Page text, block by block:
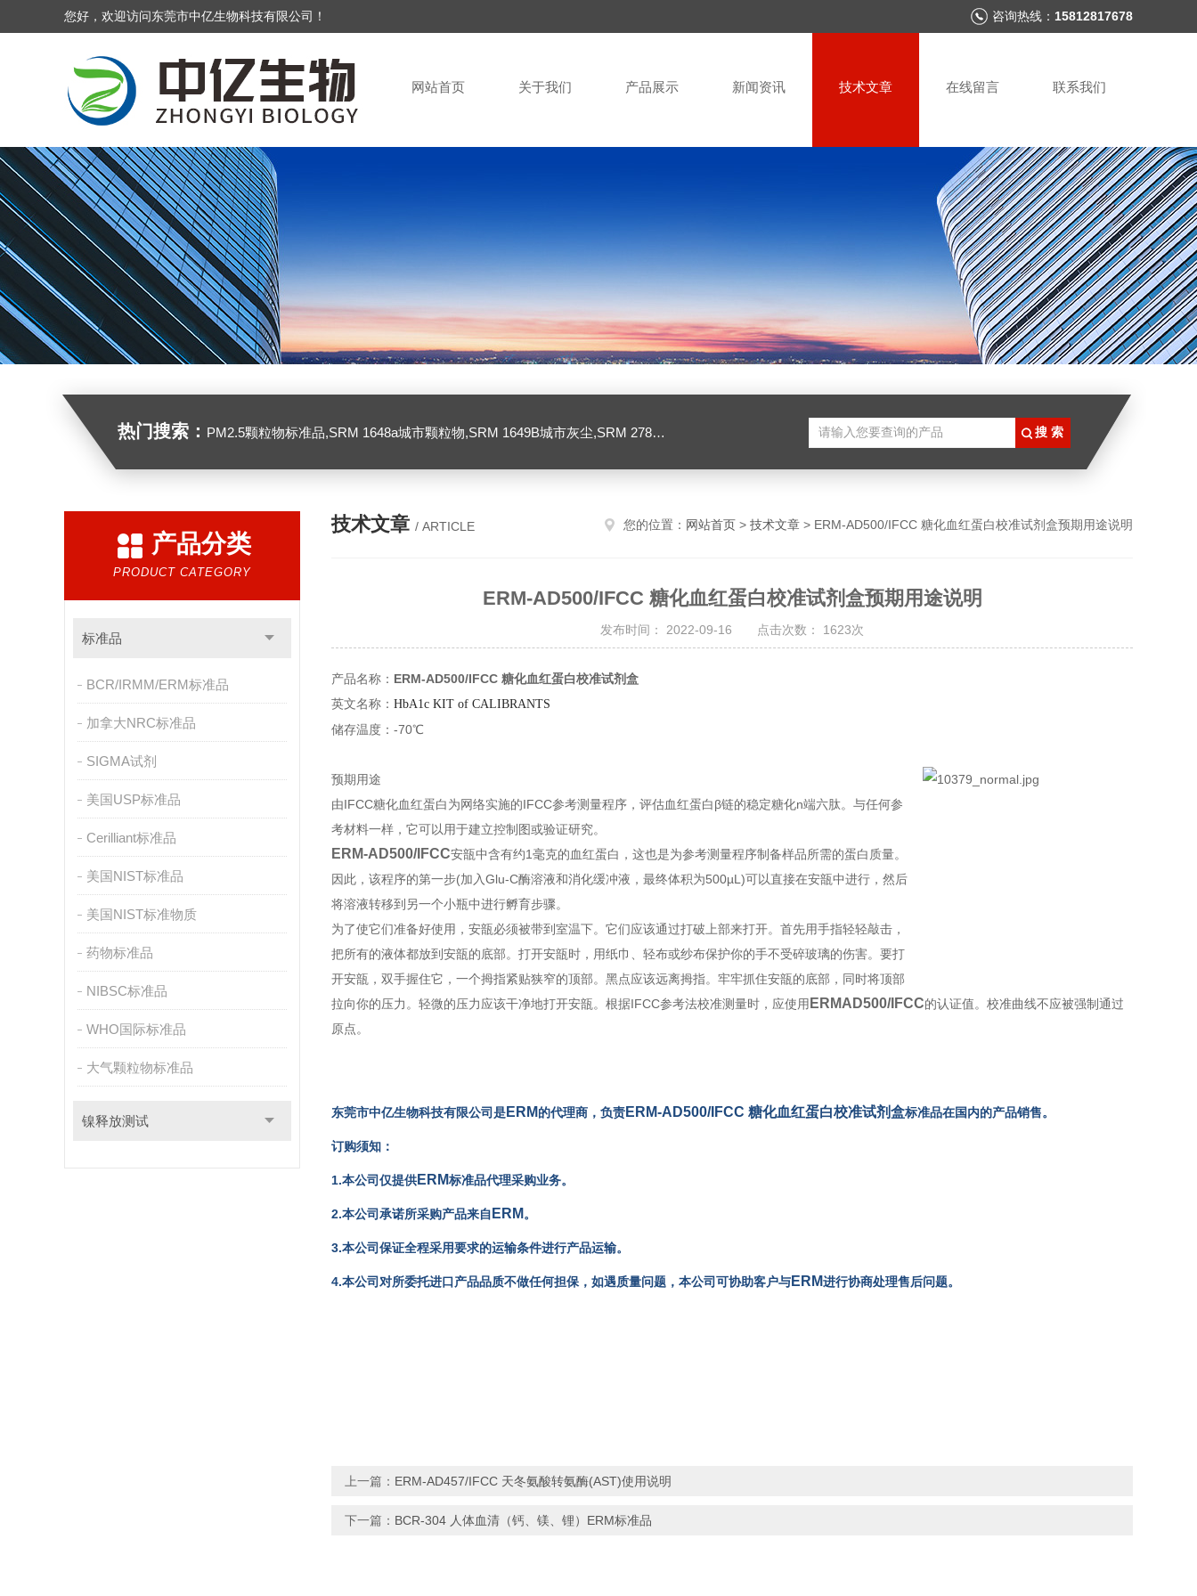
您好，欢迎访问东莞市中亿生物科技有限公司！ 咨询热线： 15812817678
网站首页 关于我们 产品展示 新闻资讯 技术文章 在线留言 联系我们
热门搜索： PM2.5颗粒物标准品,SRM 1648a城市颗粒物,SRM 1649B城市灰尘,SRM 2786大气颗粒物,美国NIST标准品
产品分类
PRODUCT CATEGORY
标准品
BCR/IRMM/ERM标准品
加拿大NRC标准品
SIGMA试剂
美国USP标准品
Cerilliant标准品
美国NIST标准品
美国NIST标准物质
药物标准品
NIBSC标准品
WHO国际标准品
大气颗粒物标准品
镍释放测试
技术文章 / ARTICLE 您的位置： 网站首页 > 技术文章 > ERM-AD500/IFCC 糖化血红蛋白校准试剂盒预期用途说明
ERM-AD500/IFCC 糖化血红蛋白校准试剂盒预期用途说明
发布时间： 2022-09-16 点击次数： 1623次
产品名称： ERM-AD500/IFCC 糖化血红蛋白校准试剂盒
英文名称： HbA1c KIT of CALIBRANTS
储存温度：-70℃
预期用途
由IFCC糖化血红蛋白为网络实施的IFCC参考测量程序，评估血红蛋白β链的稳定糖化n端六肽。与任何参
考材料一样，它可以用于建立控制图或验证研究。
ERM-AD500/IFCC安瓿中含有约1毫克的血红蛋白，这也是为参考测量程序制备样品所需的蛋白质量。
因此，该程序的第一步(加入Glu-C酶溶液和消化缓冲液，最终体积为500µL)可以直接在安瓿中进行，然后
将溶液转移到另一个小瓶中进行孵育步骤。
为了使它们准备好使用，安瓿必须被带到室温下。它们应该通过打破上部来打开。首先用手指轻轻敲击，
把所有的液体都放到安瓿的底部。打开安瓿时，用纸巾、轻布或纱布保护你的手不受碎玻璃的伤害。要打
开安瓿，双手握住它，一个拇指紧贴狭窄的顶部。黑点应该远离拇指。牢牢抓住安瓿的底部，同时将顶部
拉向你的压力。轻微的压力应该干净地打开安瓿。根据IFCC参考法校准测量时，应使用 ERMAD500/IFCC的认证值。校准曲线不应被强制通过
原点。
东莞市中亿生物科技有限公司是ERM的代理商，负责ERM-AD500/IFCC 糖化血红蛋白校准试剂盒标准品在国内的产品销售。
订购须知：
1.本公司仅提供ERM标准品代理采购业务。
2.本公司承诺所采购产品来自 ERM。
3.本公司保证全程采用要求的运输条件进行产品运输。
4.本公司对所委托进口产品品质不做任何担保，如遇质量问题，本公司可协助客户与ERM进行协商处理售后问题。
上一篇： ERM-AD457/IFCC 天冬氨酸转氨酶(AST)使用说明
下一篇： BCR-304 人体血清（钙、镁、锂）ERM标准品